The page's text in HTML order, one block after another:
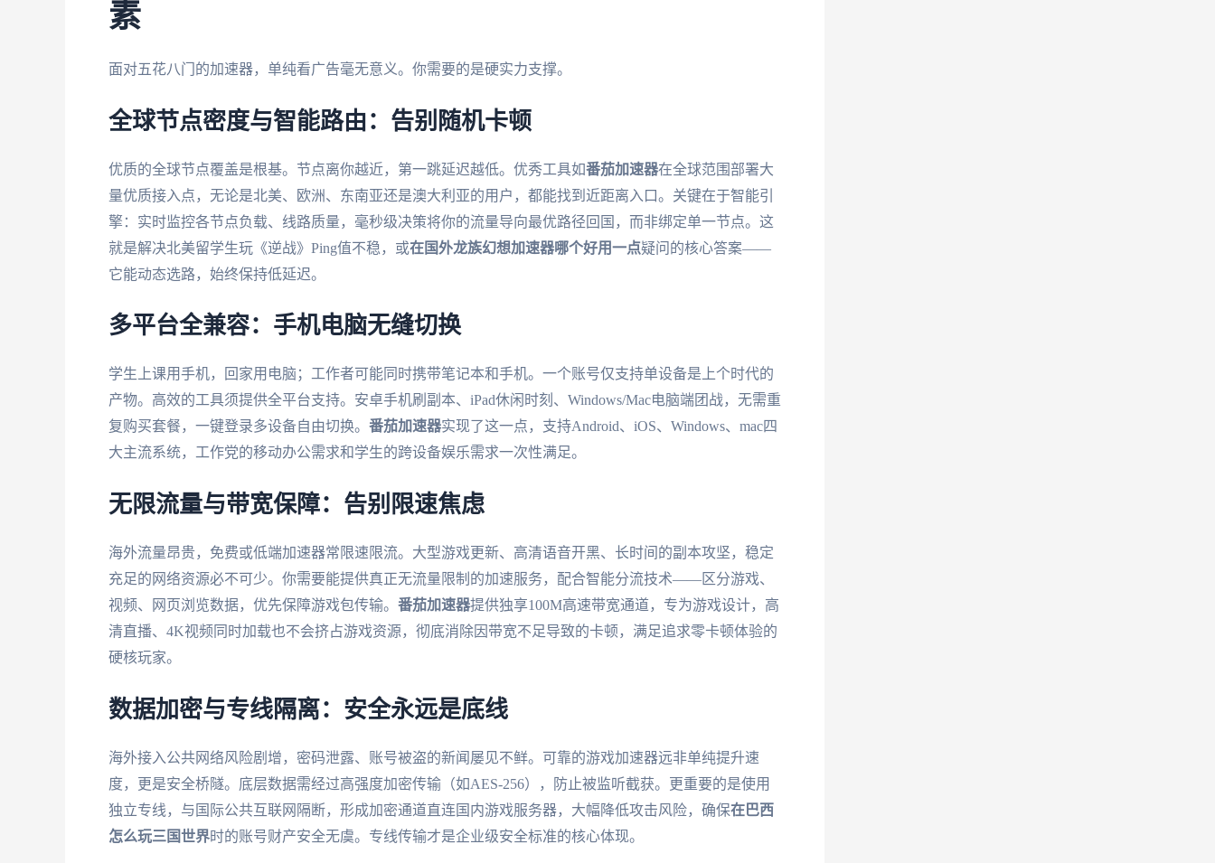
素
面对五花八门的加速器，单纯看广告毫无意义。你需要的是硬实力支撑。
全球节点密度与智能路由：告别随机卡顿
优质的全球节点覆盖是根基。节点离你越近，第一跳延迟越低。优秀工具如番茄加速器在全球范围部署大
量优质接入点，无论是北美、欧洲、东南亚还是澳大利亚的用户，都能找到近距离入口。关键在于智能引
擎：实时监控各节点负载、线路质量，毫秒级决策将你的流量导向最优路径回国，而非绑定单一节点。这
就是解决北美留学生玩《逆战》Ping值不稳，或在国外龙族幻想加速器哪个好用一点疑问的核心答案——
它能动态选路，始终保持低延迟。
多平台全兼容：手机电脑无缝切换
学生上课用手机，回家用电脑；工作者可能同时携带笔记本和手机。一个账号仅支持单设备是上个时代的
产物。高效的工具须提供全平台支持。安卓手机刷副本、iPad休闲时刻、Windows/Mac电脑端团战，无需重
复购买套餐，一键登录多设备自由切换。 番茄加速器实现了这一点，支持Android、iOS、Windows、mac四
大主流系统，工作党的移动办公需求和学生的跨设备娱乐需求一次性满足。
无限流量与带宽保障：告别限速焦虑
海外流量昂贵，免费或低端加速器常限速限流。大型游戏更新、高清语音开黑、长时间的副本攻坚，稳定
充足的网络资源必不可少。你需要能提供真正无流量限制的加速服务，配合智能分流技术——区分游戏、
视频、网页浏览数据，优先保障游戏包传输。 番茄加速器提供独享100M高速带宽通道，专为游戏设计，高
清直播、4K视频同时加载也不会挤占游戏资源，彻底消除因带宽不足导致的卡顿，满足追求零卡顿体验的
硬核玩家。
数据加密与专线隔离：安全永远是底线
海外接入公共网络风险剧增，密码泄露、账号被盗的新闻屡见不鲜。可靠的游戏加速器远非单纯提升速
度，更是安全桥隧。底层数据需经过高强度加密传输（如AES-256），防止被监听截获。更重要的是使用
独立专线，与国际公共互联网隔断，形成加密通道直连国内游戏服务器，大幅降低攻击风险，确保在巴西
怎么玩三国世界时的账号财产安全无虞。专线传输才是企业级安全标准的核心体现。